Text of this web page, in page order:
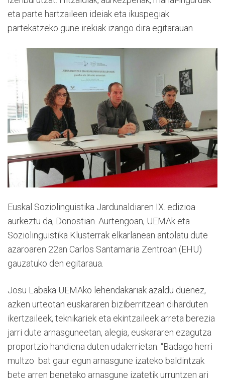
eta parte hartzaileen ideiak eta ikuspegiak
partekatzeko gune irekiak izango dira egitarauan.
Euskal Soziolinguistika Jardunaldiaren IX. edizioa
aurkeztu da, Donostian. Aurtengoan, UEMAk eta
Soziolinguistika Klusterrak elkarlanean antolatu dute
azaroaren 22an Carlos Santamaria Zentroan (EHU)
gauzatuko den egitaraua.
Josu Labaka UEMAko lehendakariak azaldu duenez,
azken urteotan euskararen biziberritzean diharduten
ikertzaileek, teknikariek eta ekintzaileek arreta berezia
jarri dute arnasguneetan, alegia, euskararen ezagutza
proportzio handiena duten udalerrietan. “Badago herri
multzo bat gaur egun arnasgune izateko baldintzak
bete arren benetako arnasgune izatetik urruntzen ari